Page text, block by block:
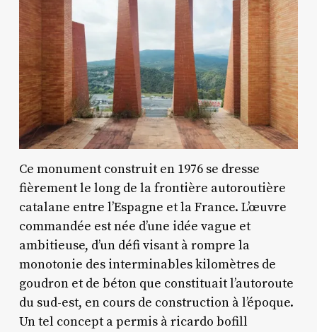
Ce monument construit en 1976 se dresse
fièrement le long de la frontière autoroutière
catalane entre l’Espagne et la France. L’œuvre
commandée est née d’une idée vague et
ambitieuse, d’un défi visant à rompre la
monotonie des interminables kilomètres de
goudron et de béton que constituait l’autoroute
du sud-est, en cours de construction à l’époque.
Un tel concept a permis à ricardo bofill